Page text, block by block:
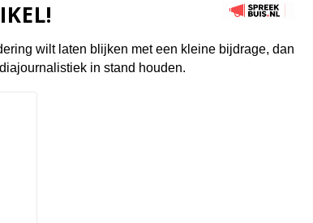
wilt laten blijken met een kleine bijdrage, dan
in stand houden.